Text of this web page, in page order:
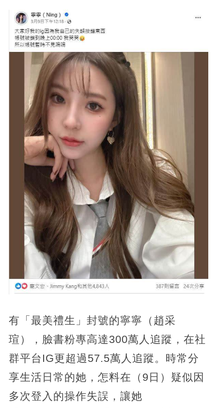
有「最美禮生」封號的寧寧（趙采
瑄），臉書粉專高達300萬人追蹤，在社
群平台IG更超過57.5萬人追蹤。時常分
享生活日常的她，怎料在（9日）疑似因
多次登入的操作失誤，讓她